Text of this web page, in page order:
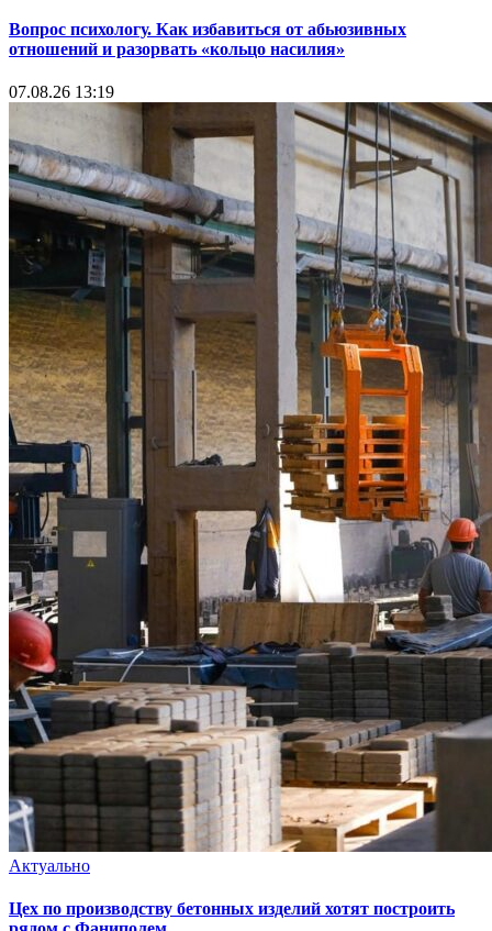
Вопрос психологу. Как избавиться от абьюзивных
отношений и разорвать «кольцо насилия»
07.08.26 13:19
Актуально
Цех по производству бетонных изделий хотят построить